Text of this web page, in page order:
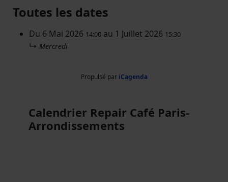
Toutes les dates
Du 6 Mai 2026 14:00 au 1 Juillet 2026 15:30
↳ Mercredi
Propulsé par iCagenda
Calendrier Repair Café Paris-
Arrondissements